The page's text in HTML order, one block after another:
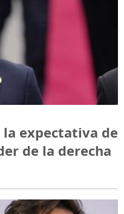
expectativa de
de la derecha